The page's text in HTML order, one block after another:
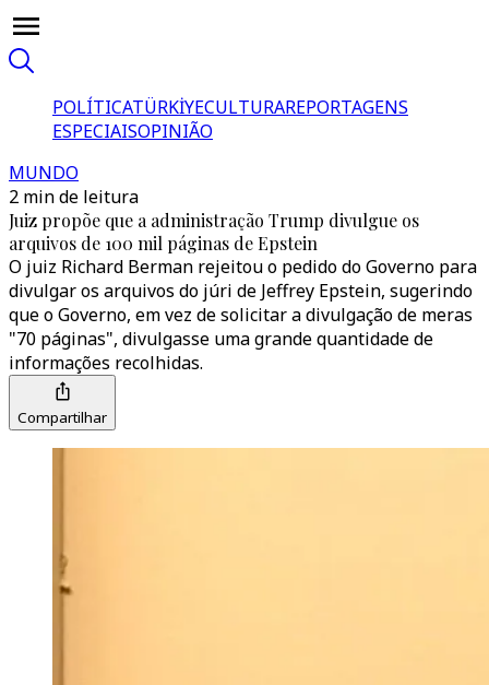
POLÍTICATÜRKİYECULTURAREPORTAGENS
ESPECIAISOPINIÃO
MUNDO
2 min de leitura
Juiz propõe que a administração Trump divulgue os
arquivos de 100 mil páginas de Epstein
O juiz Richard Berman rejeitou o pedido do Governo para
divulgar os arquivos do júri de Jeffrey Epstein, sugerindo
que o Governo, em vez de solicitar a divulgação de meras
"70 páginas", divulgasse uma grande quantidade de
informações recolhidas.
Compartilhar